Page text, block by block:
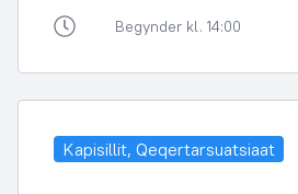
Begynder kl. 14:00
Kapisillit, Qeqertarsuatsiaat